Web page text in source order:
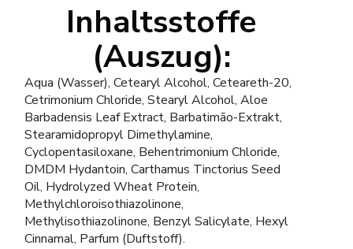
Inhaltsstoffe
(Auszug):
Aqua (Wasser), Cetearyl Alcohol, Ceteareth-20,
Cetrimonium Chloride, Stearyl Alcohol, Aloe
Barbadensis Leaf Extract, Barbatimão-Extrakt,
Stearamidopropyl Dimethylamine,
Cyclopentasiloxane, Behentrimonium Chloride,
DMDM Hydantoin, Carthamus Tinctorius Seed
Oil, Hydrolyzed Wheat Protein,
Methylchloroisothiazolinone,
Methylisothiazolinone, Benzyl Salicylate, Hexyl
Cinnamal, Parfum (Duftstoff).